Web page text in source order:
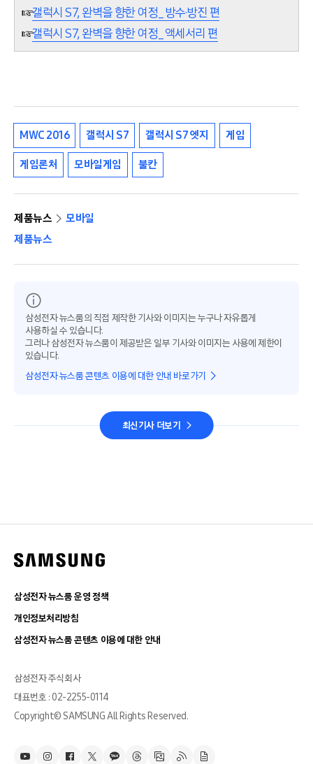
☞갤럭시 S7, 완벽을 향한 여정_방수·방진 편
☞갤럭시 S7, 완벽을 향한 여정_액세서리 편
MWC 2016 갤럭시 S7 갤럭시 S7 엣지 게임
게임론처 모바일게임 불칸
제품뉴스
모바일
제품뉴스
삼성전자 뉴스룸의 직접 제작한 기사와 이미지는 누구나 자유롭게
사용하실 수 있습니다.
그러나 삼성전자 뉴스룸이 제공받은 일부 기사와 이미지는 사용에 제한이
있습니다.
삼성전자 뉴스룸 콘텐츠 이용에 대한 안내 바로가기
최신기사 더보기
삼성전자 뉴스룸 운영 정책
개인정보처리방침
삼성전자 뉴스룸 콘텐츠 이용에 대한 안내
삼성전자 주식회사
대표번호 : 02-2255-0114
Copyright© SAMSUNG All Rights Reserved.